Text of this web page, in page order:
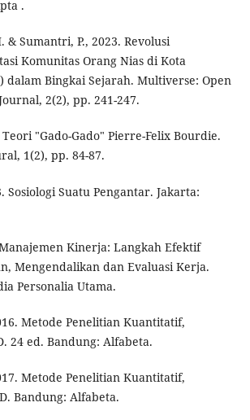
.
& Sumantri, P., 2023. Revolusi
Komunitas Orang Nias di Kota
dalam Bingkai Sejarah. Multiverse: Open
2(2), pp. 241-247.
"Gado-Gado" Pierre-Felix Bourdie.
1(2), pp. 84-87.
Sosiologi Suatu Pengantar. Jakarta:
Kinerja: Langkah Efektif
Mengendalikan dan Evaluasi Kerja.
Personalia Utama.
Metode Penelitian Kuantitatif,
24 ed. Bandung: Alfabeta.
Metode Penelitian Kuantitatif,
Bandung: Alfabeta.